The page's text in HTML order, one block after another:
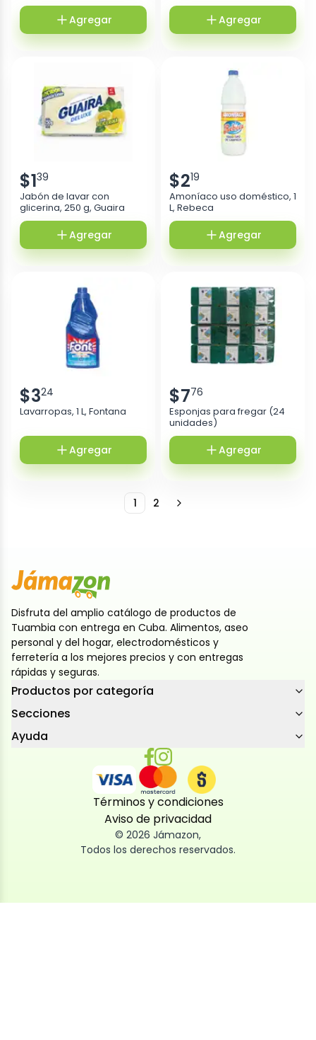
Agregar Agregar
$139
Jabón de lavar con
glicerina, 250 g, Guaira
Agregar
$219
Amoníaco uso doméstico, 1
L, Rebeca
Agregar
$324
Lavarropas, 1 L, Fontana
Agregar
$776
Esponjas para fregar (24
unidades)
Agregar
1 2
Disfruta del amplio catálogo de productos de
Tuambia con entrega en Cuba. Alimentos, aseo
personal y del hogar, electrodomésticos y
ferretería a los mejores precios y con entregas
rápidas y seguras.
Productos por categoría
Secciones
Ayuda
Términos y condiciones
Aviso de privacidad
© 2026 Jámazon,
Todos los derechos reservados.